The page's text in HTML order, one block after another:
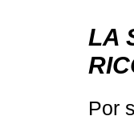
LA
Por